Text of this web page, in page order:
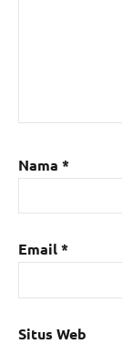
Nama *
Email*
Situs Web